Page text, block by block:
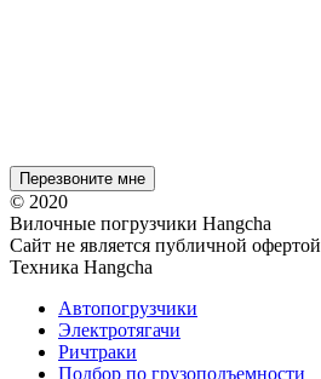
© 2020
Вилочные погрузчики Hangcha
Сайт не является публичной офертой
Техника Hangcha
Автопогрузчики
Электротягачи
Ричтраки
Подбор по грузоподъемности